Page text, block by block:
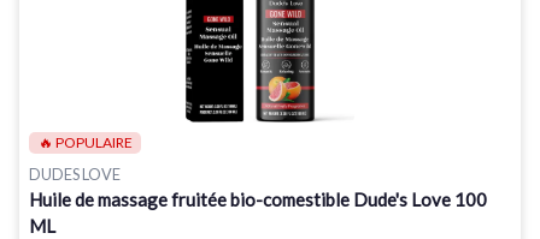
🔥 POPULAIRE
DUDES LOVE
Huile de massage fruitée bio-comestible Dude's Love 100
ML